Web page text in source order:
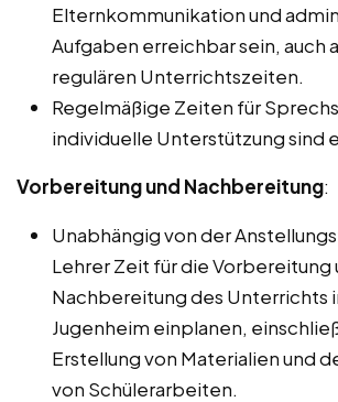
Elternkommunikation und
Aufgaben erreichbar sein, auch
regulären Unterrichtszeiten.
Regelmäßige Zeiten für
individuelle Unterstützung sind
Vorbereitung und Nachbereitung:
Unabhängig von der
Lehrer Zeit für die Vorbereitung
Nachbereitung des Unterrichts
Jugenheim einplanen,
Erstellung von Materialien und
von Schülerarbeiten.